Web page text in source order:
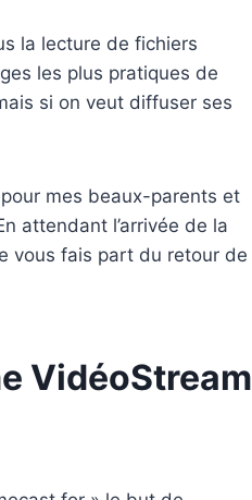
la lecture de fichiers
les plus pratiques de
si on veut diffuser ses
mes beaux-parents et
attendant l’arrivée de la
vous fais part du retour de
VidéoStream